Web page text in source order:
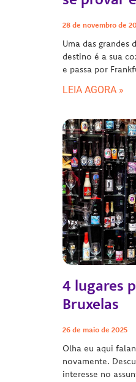
28 de novembro de
Uma das grandes
destino é a sua
e passa por
LEIA AGORA »
4 lugares
Bruxelas
26 de maio de 2025
Olha eu aqui
novamente.
interesse no